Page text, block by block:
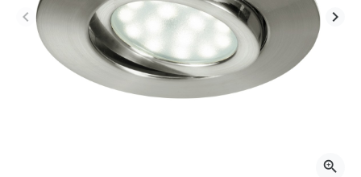
Precedente
keyboard_arrow_left keyboard_arrow_right
zoom_in